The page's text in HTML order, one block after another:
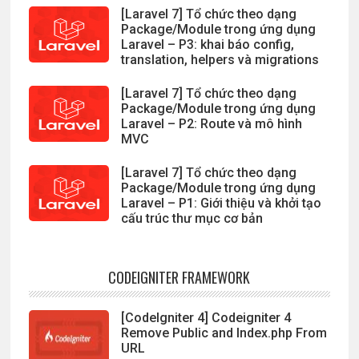
[Laravel 7] Tổ chức theo dạng
Package/Module trong ứng dụng
Laravel – P3: khai báo config,
translation, helpers và migrations
[Laravel 7] Tổ chức theo dạng
Package/Module trong ứng dụng
Laravel – P2: Route và mô hình
MVC
[Laravel 7] Tổ chức theo dạng
Package/Module trong ứng dụng
Laravel – P1: Giới thiệu và khởi tạo
cấu trúc thư mục cơ bản
CODEIGNITER FRAMEWORK
[CodeIgniter 4] Codeigniter 4
Remove Public and Index.php From
URL